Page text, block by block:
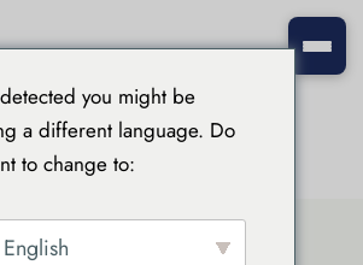
you might be
a different language. Do
to change to:
English